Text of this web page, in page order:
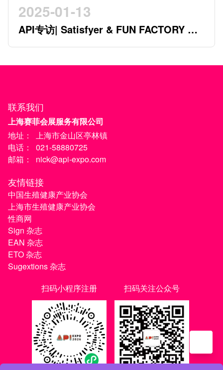
2025-01-13
API专访| Satisfyer & FUN FACTORY 开
创行业新时代的德系双星
联系我们
上海赛菲会展服务有限公司
地址：
上海市金山区亭林镇
电话：
021-58880725
邮箱：
nick@api-expo.com
友情链接
中国生殖健康产业协会
上海市生殖健康产业协会
性商网
Sign 杂志
EAN 杂志
ETO 杂志
Sugextions 杂志
扫码小程序注册
扫码关注公众号